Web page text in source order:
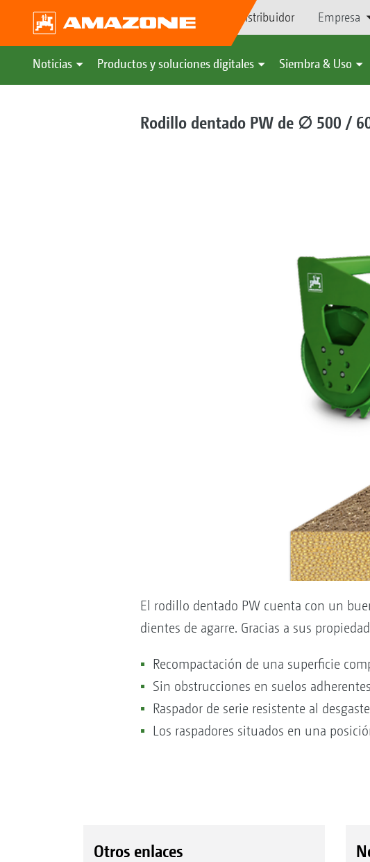
Búsqueda de distribuidor Empresa
Noticias Productos y soluciones digitales Siembra & Uso
Rodillo dentado PW de ∅ 500 /
El rodillo dentado PW cuenta con un
dientes de agarre. Gracias a sus
Recompactación de una superficie
Sin obstrucciones en suelos
Raspador de serie resistente al
Los raspadores situados en una
Otros enlaces